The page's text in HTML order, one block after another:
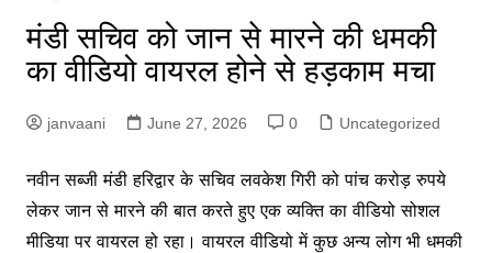
मंडी सचिव को जान से मारने की धमकी
का वीडियो वायरल होने से हड़काम मचा
janvaani June 27, 2026 0 Uncategorized
नवीन सब्जी मंडी हरिद्वार के सचिव लवकेश गिरी को पांच करोड़ रुपये
लेकर जान से मारने की बात करते हुए एक व्यक्ति का वीडियो सोशल
मीडिया पर वायरल हो रहा। वायरल वीडियो में कुछ अन्य लोग भी धमकी